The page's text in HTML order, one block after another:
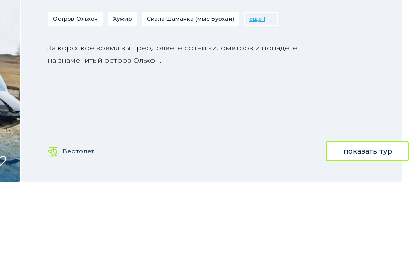
Остров Ольхон Хужир Скала Шаманка (мыс Бурхан) еще 1
За короткое время вы преодолеете сотни километров и попадёте
на знаменитый остров Ольхон.
Вертолет показать тур